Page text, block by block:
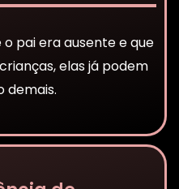
pai era ausente e que
elas já podem
demais.